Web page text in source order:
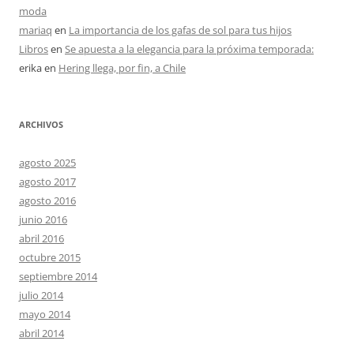
moda
mariaq en La importancia de los gafas de sol para tus hijos
Librosen Se apuesta a la elegancia para la próxima temporada:
erikaen Hering llega, por fin, a Chile
ARCHIVOS
agosto 2025
agosto 2017
agosto 2016
junio 2016
abril 2016
octubre 2015
septiembre 2014
julio 2014
mayo 2014
abril 2014